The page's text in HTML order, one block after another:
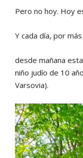
Pero no hoy. Hoy
Y cada día, por
desde mañana
niño judío de 10
Varsovia).